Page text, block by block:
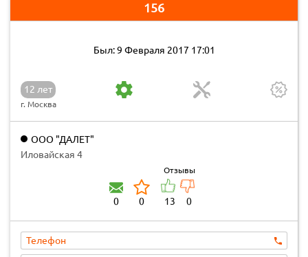
156
Был: 9 Февраля 2017 17:01
12 лет
г. Москва
ООО "ДАЛЕТ"
Иловайская 4
0 0
Отзывы
13 0
Телефон